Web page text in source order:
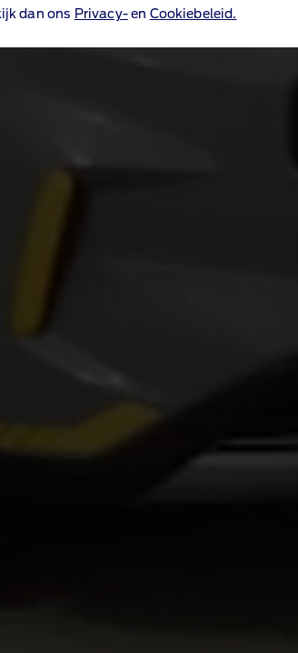
dan ons Privacy-en Cookiebeleid.